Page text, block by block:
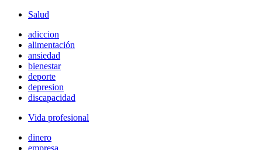
Salud
adiccion
alimentación
ansiedad
bienestar
deporte
depresion
discapacidad
Vida profesional
dinero
empresa